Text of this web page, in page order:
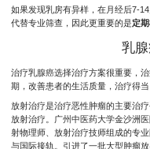
如果发现乳房有异样，在月经后7-
代替专业筛查，因此更重要的是定
乳
治疗乳腺癌选择治疗方案很重要，
期，改善患者的生活质量，治疗得当
放射治疗是治疗恶性肿瘤的主要治
放射治疗。广州中医药大学金沙洲
射物理师、放射治疗技师组成的专
与国际接轨。引进了一批大型肿瘤